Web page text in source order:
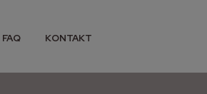
FAQ KONTAKT